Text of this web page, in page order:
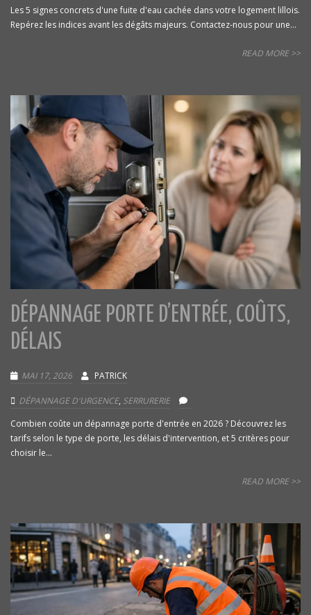
Les 5 signes concrets d'une fuite d'eau cachée dans votre logement lillois.
Repérez les indices avant les dégâts majeurs. Contactez-nous pour une...
READ MORE >>
DÉPANNAGE PORTE D’ENTRÉE, COÛTS,
DÉLAIS
MAI 17, 2026 PATRICK
DÉPANNAGE D'URGENCE, SERRURERIE
Combien coûte un dépannage porte d'entrée en 2026 ? Découvrez les
tarifs selon le type de porte, les délais d'intervention, et 5 critères pour
choisir le...
READ MORE >>